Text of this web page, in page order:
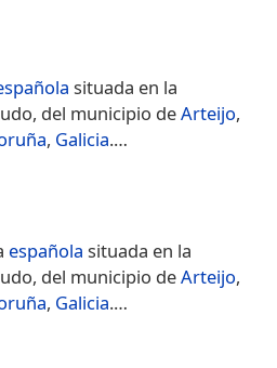
situada en la
del municipio deArteijo,
, Galicia.​…
española situada en la
del municipio deArteijo,
, Galicia.​…